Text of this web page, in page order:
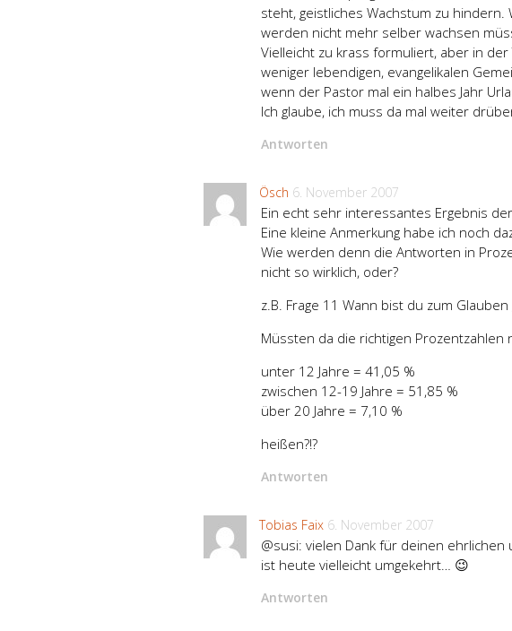
steht, geistliches Wachstum zu
werden nicht mehr selber wachsen
Vielleicht zu krass formuliert, aber in
weniger lebendigen, evangelikalen
wenn der Pastor mal ein halbes Jahr
Ich glaube, ich muss da mal weiter
Antworten
Ösch 6. November 2007
Ein echt sehr interessantes Ergebnis
Eine kleine Anmerkung habe ich noch
Wie werden denn die Antworten in
nicht so wirklich, oder?
z.B. Frage 11 Wann bist du zum
Müssten da die richtigen Prozentzahlen
unter 12 Jahre = 41,05 %
zwischen 12-19 Jahre = 51,85 %
über 20 Jahre = 7,10 %
heißen?!?
Antworten
Tobias Faix 6. November 2007
@susi: vielen Dank für deinen
ist heute vielleicht umgekehrt… 😉
Antworten